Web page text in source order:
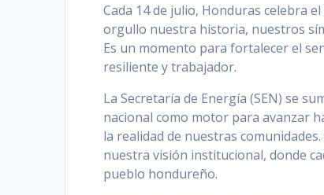
Cada 14 de julio, Honduras celebra
orgullo nuestra historia, nuestros
Es un momento para fortalecer el
resiliente y trabajador.
La Secretaría de Energía (SEN) se
nacional como motor para avanzar
la realidad de nuestras
nuestra visión institucional, donde
pueblo hondureño.